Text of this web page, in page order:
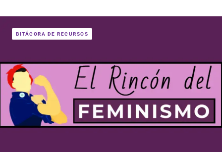
BITÁCORA DE RECURSOS